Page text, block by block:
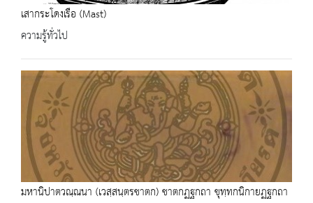
เสากระโดงเรือ (Mast)
ความรู้ทั่วไป
มหานิปาตวณฺณนา (เวสฺสนฺตรชาตก) ชาตกฏฐกถา ขุทฺทกนิกายฏฐกถา